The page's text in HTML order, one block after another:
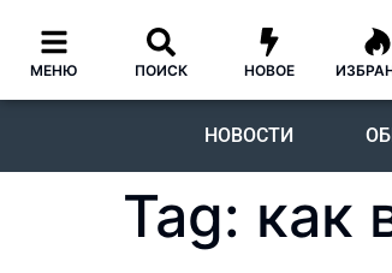
МЕНЮ ПОИСК НОВОЕ
НОВОСТИ
Tag: как